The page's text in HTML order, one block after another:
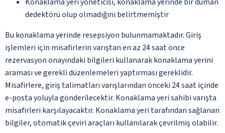
dedektörü olup olmadığını belirtmemiştir
Bu konaklama yerinde resepsiyon bulunmamaktadır. Giriş
işlemleri için misafirlerin varıştan en az 24 saat önce
rezervasyon onayındaki bilgileri kullanarak konaklama yerini
araması ve gerekli düzenlemeleri yaptırması gereklidir.
Misafirlere, giriş talimatları varışlarından önceki 24 saat içinde
e-posta yoluyla gönderilecektir. Konaklama yeri sahibi varışta
misafirleri karşılayacaktır. Konaklama yeri tarafından sağlanan
bilgiler, otomatik çeviri araçları kullanılarak çevrilmiş olabilir.